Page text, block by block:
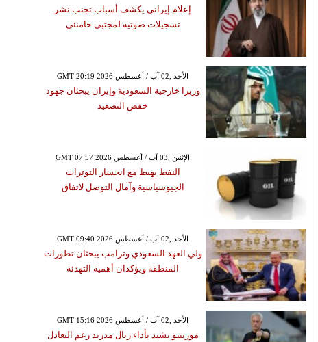
إعلام إيراني يكشف أسباب تجنب نشر
تسجيلات صوتية لمجتبى خامنئي
GMT 20:19 2026 الأحد ,02 آب / أغسطس
وزيرا خارجية السعودية وإيران يبحثان جهود
خفض التصعيد
GMT 07:57 2026 الإثنين ,03 آب / أغسطس
النفط يهبط مع انحسار التوترات
الجيوسياسية وآمال التوصل لاتفاق
GMT 09:40 2026 الأحد ,02 آب / أغسطس
ولي العهد السعودي وترامب يبحثان تطورات
المنطقة ويؤكدان أهمية التهدئة
GMT 15:16 2026 الأحد ,02 آب / أغسطس
مورينيو يشيد بأداء ريال مدريد رغم التعادل